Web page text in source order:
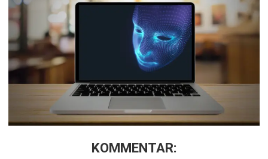
KOMMENTAR: